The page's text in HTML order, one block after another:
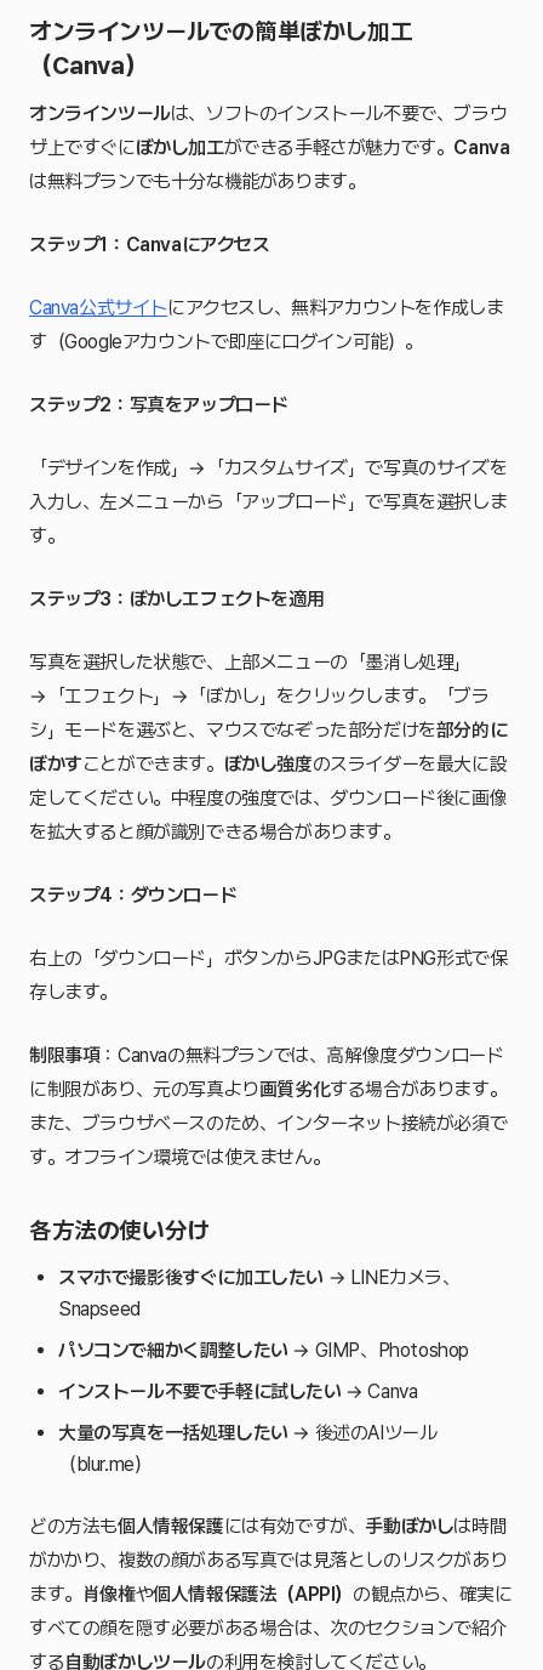
オンラインツールでの簡単ぼかし加工
（Canva）
オンラインツールは、ソフトのインストール不要で、ブラウ
ザ上ですぐにぼかし加工ができる手軽さが魅力です。 Canva
は無料プランでも十分な機能があります。
ステップ1：Canvaにアクセス
Canva公式サイトにアクセスし、無料アカウントを作成しま
す（Googleアカウントで即座にログイン可能）。
ステップ2：写真をアップロード
「デザインを作成」→「カスタムサイズ」で写真のサイズを
入力し、左メニューから「アップロード」で写真を選択しま
す。
ステップ3：ぼかしエフェクトを適用
写真を選択した状態で、上部メニューの「墨消し処理」
→「エフェクト」→「ぼかし」をクリックします。「ブラ
シ」モードを選ぶと、マウスでなぞった部分だけを部分的に
ぼかすことができます。 ぼかし強度のスライダーを最大に設
定してください。中程度の強度では、ダウンロード後に画像
を拡大すると顔が識別できる場合があります。
ステップ4：ダウンロード
右上の「ダウンロード」ボタンからJPGまたはPNG形式で保
存します。
制限事項：Canvaの無料プランでは、高解像度ダウンロード
に制限があり、元の写真より画質劣化する場合があります。
また、ブラウザベースのため、インターネット接続が必須で
す。オフライン環境では使えません。
各方法の使い分け
スマホで撮影後すぐに加工したい → LINEカメラ、
Snapseed
パソコンで細かく調整したい → GIMP、Photoshop
インストール不要で手軽に試したい → Canva
大量の写真を一括処理したい → 後述のAIツール
（blur.me）
どの方法も個人情報保護には有効ですが、 手動ぼかしは時間
がかかり、複数の顔がある写真では見落としのリスクがあり
ます。 肖像権や個人情報保護法（APPI） の観点から、確実に
すべての顔を隠す必要がある場合は、次のセクションで紹介
する自動ぼかしツールの利用を検討してください。